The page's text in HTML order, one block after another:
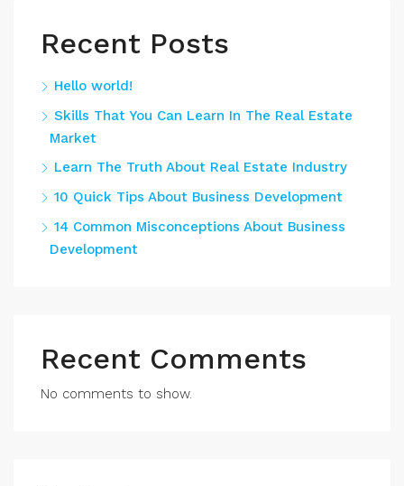
Recent Posts
Hello world!
Skills That You Can Learn In The Real Estate
Market
Learn The Truth About Real Estate Industry
10 Quick Tips About Business Development
14 Common Misconceptions About Business
Development
Recent Comments
No comments to show.